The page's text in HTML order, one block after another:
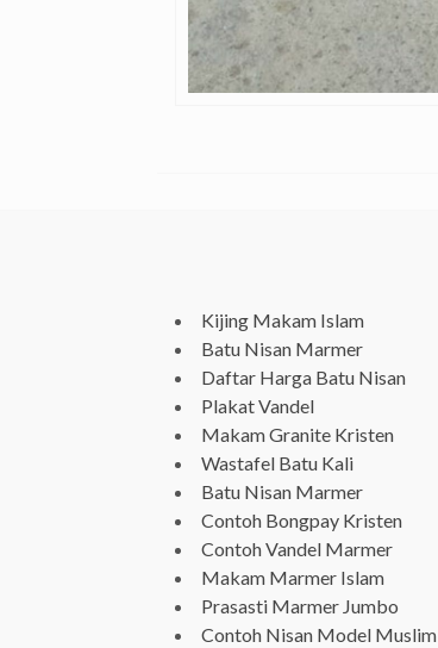
Kijing Makam Islam
Batu Nisan Marmer
Daftar Harga Batu Nisan
Plakat Vandel
Makam Granite Kristen
Wastafel Batu Kali
Batu Nisan Marmer
Contoh Bongpay Kristen
Contoh Vandel Marmer
Makam Marmer Islam
Prasasti Marmer Jumbo
Contoh Nisan Model Muslim